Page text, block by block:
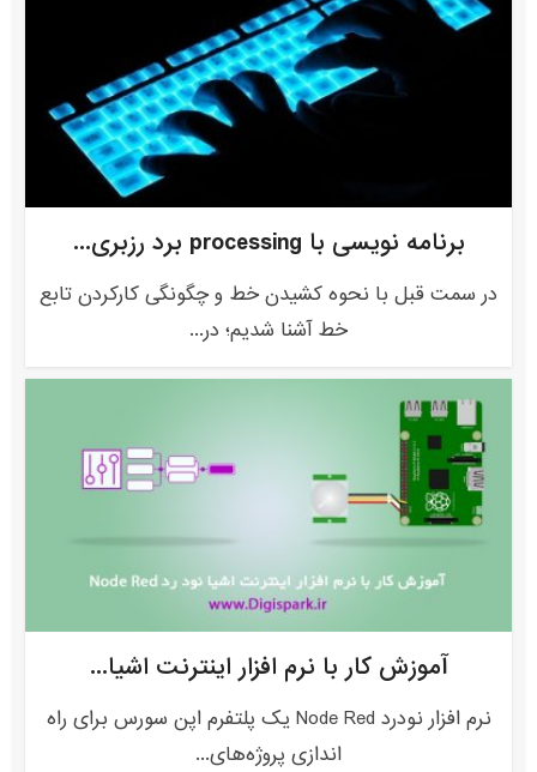
برنامه نویسی با processing برد رزبری...
در سمت قبل با نحوه کشیدن خط و چگونگی کارکردن تابع
خط آشنا شدیم؛ در...
آموزش کار با نرم افزار اینترنت اشیا...
نرم افزار نودرد Node Red یک پلتفرم اپن سورس برای راه
اندازی پروژه‌های...